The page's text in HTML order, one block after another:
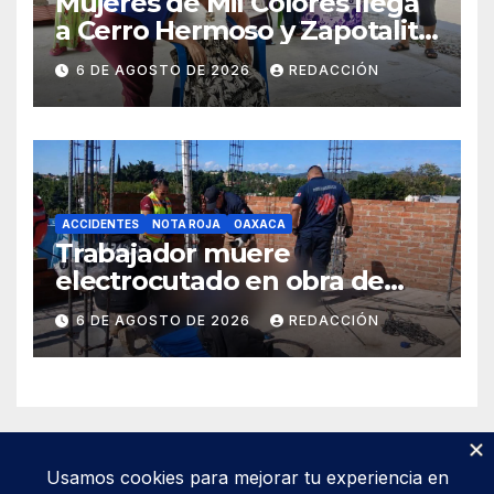
a Cerro Hermoso y Zapotalito
para fortalecer redes de
apoyo y prevenir violencias
6 DE AGOSTO DE 2026 REDACCIÓN
ACCIDENTES NOTA ROJA OAXACA
Trabajador muere
electrocutado en obra de
Soledad Etla; dos jóvenes
resultan gravemente
lesionados
6 DE AGOSTO DE 2026 REDACCIÓN